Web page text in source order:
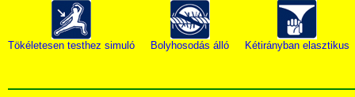
Tökéletesen testhez simuló Bolyhosodás álló Kétirányban elasztikus